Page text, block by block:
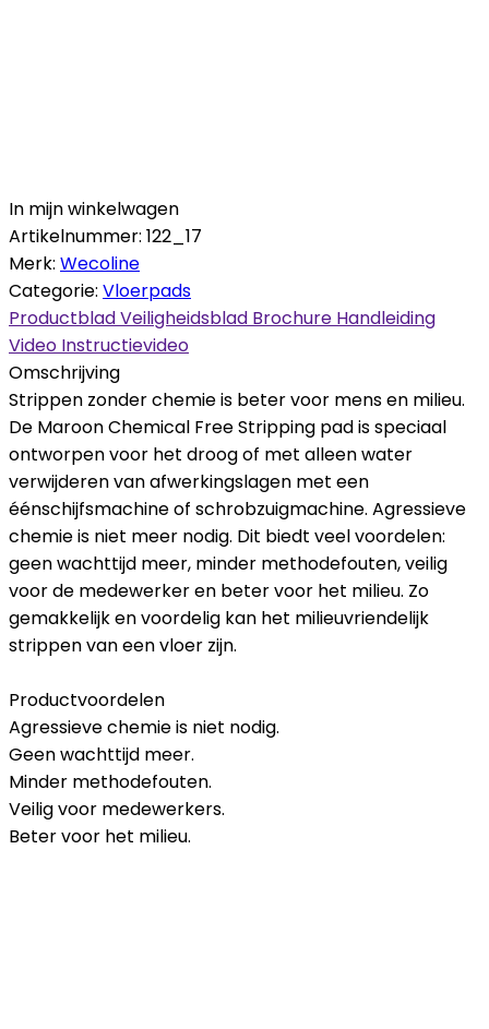
In mijn winkelwagen
Artikelnummer: 122_17
Merk: Wecoline
Categorie: Vloerpads
ProductbladVeiligheidsblad Brochure Handleiding
Video Instructievideo
Omschrijving
Strippen zonder chemie is beter voor mens en milieu.
De Maroon Chemical Free Stripping pad is speciaal
ontworpen voor het droog of met alleen water
verwijderen van afwerkingslagen met een
éénschijfsmachine of schrobzuigmachine. Agressieve
chemie is niet meer nodig. Dit biedt veel voordelen:
geen wachttijd meer, minder methodefouten, veilig
voor de medewerker en beter voor het milieu. Zo
gemakkelijk en voordelig kan het milieuvriendelijk
strippen van een vloer zijn.
Productvoordelen
Agressieve chemie is niet nodig.
Geen wachttijd meer.
Minder methodefouten.
Veilig voor medewerkers.
Beter voor het milieu.